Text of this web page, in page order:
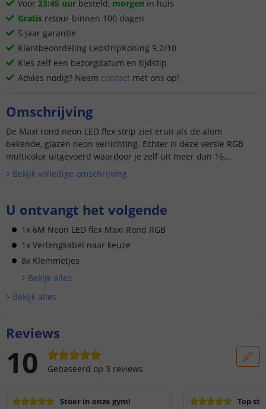
Voor 23:45 uur besteld, morgen in huis
Gratis retour binnen 100 dagen
5 jaar garantie
Klantbeoordeling LedstripKoning 9.2/10
Kies zelf een bezorgdatum en tijdstip
Advies nodig? Neem contact met ons op!
Omschrijving
De Maxi rond neon LED flex strip ziet eruit als de alom
bekende, glazen neon verlichting. Echter is deze versie RGB
multicolor uitgevoerd waardoor je zelf uit meer dan 16...
Bekijk volledige omschrijving
U ontvangt het volgende
1x 6M Neon LED flex Maxi Rond RGB
1x Verlengkabel naar keuze
8x Klemmetjes
Bekijk alles
Bekijk alles
Reviews
10 Gebaseerd op 3 reviews
Stoer in onze gym!
Top